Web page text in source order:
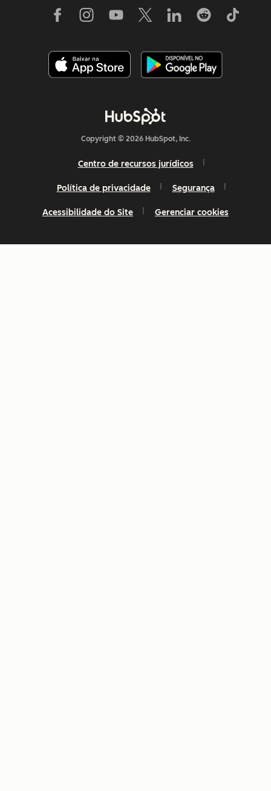
Copyright © 2026 HubSpot, Inc.
Centro de recursos jurídicos
Política de privacidade Segurança
Acessibilidade do Site Gerenciar cookies